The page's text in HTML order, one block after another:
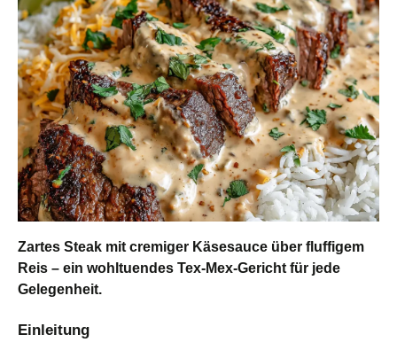
Zartes Steak mit cremiger Käsesauce über fluffigem
Reis – ein wohltuendes Tex-Mex-Gericht für jede
Gelegenheit.
Einleitung